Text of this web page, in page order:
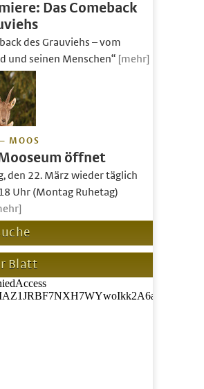
Das Comeback
des Grauviehs – vom
und seinen Menschen“ [mehr]
MOOS
öffnet
den 22. März wieder täglich
Uhr (Montag Ruhetag)
Blatt